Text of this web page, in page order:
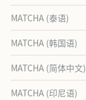
MATCHA (泰语)
MATCHA (韩国语)
MATCHA (简体中文)
MATCHA (印尼语)